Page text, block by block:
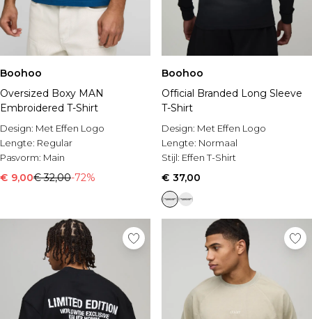
Boohoo
Oversized Boxy MAN
Embroidered T-Shirt
Design: Met Effen Logo
Lengte: Regular
Pasvorm: Main
€ 9,00€ 32,00-72%
Boohoo
Official Branded Long Sleeve
T-Shirt
Design: Met Effen Logo
Lengte: Normaal
Stijl: Effen T-Shirt
€ 37,00